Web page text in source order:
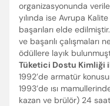
organizasyonunda
yılında ise Avrupa
başarıları elde
ve başarılı çalışmaları
ödüllere layık
Tüketici Dostu Kimliği
1992’de armatür
1993’de ısı
kazan ve brülör) 24